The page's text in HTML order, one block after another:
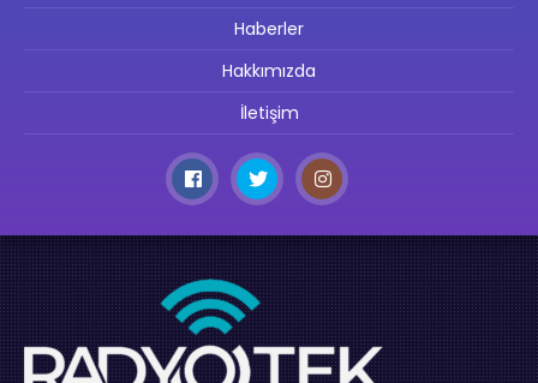
Haberler
Hakkımızda
İletişim